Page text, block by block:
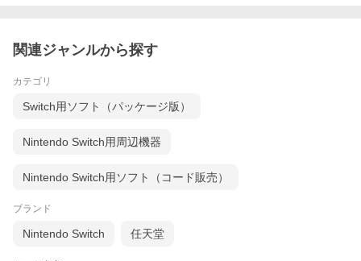
関連ジャンルから探す
カテゴリ
Switch用ソフト（パッケージ版）
Nintendo Switch用周辺機器
Nintendo Switch用ソフト（コード販売）
ブランド
Nintendo Switch 任天堂